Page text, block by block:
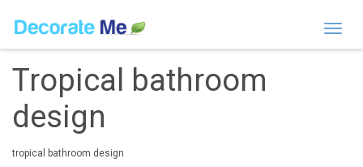
Tropical bathroom
design
tropical bathroom design